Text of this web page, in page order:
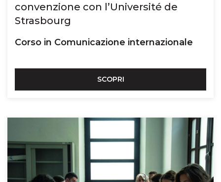
convenzione con l’Université de
Strasbourg
Corso in Comunicazione internazionale
SCOPRI